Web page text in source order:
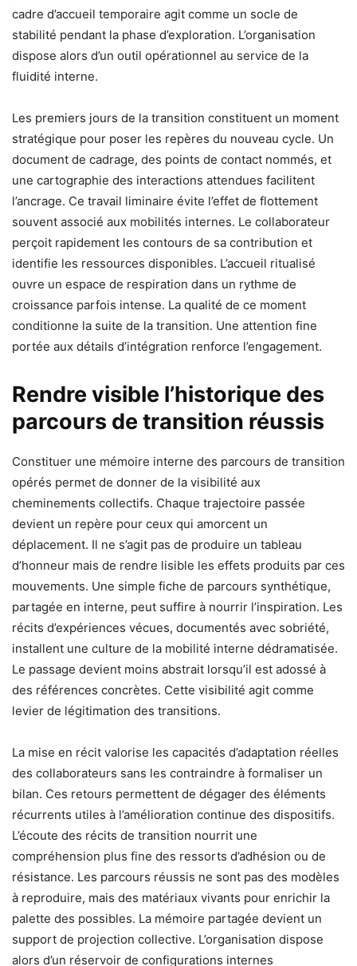
cadre d’accueil temporaire agit comme un socle de
stabilité pendant la phase d’exploration. L’organisation
dispose alors d’un outil opérationnel au service de la
fluidité interne.
Les premiers jours de la transition constituent un moment
stratégique pour poser les repères du nouveau cycle. Un
document de cadrage, des points de contact nommés, et
une cartographie des interactions attendues facilitent
l’ancrage. Ce travail liminaire évite l’effet de flottement
souvent associé aux mobilités internes. Le collaborateur
perçoit rapidement les contours de sa contribution et
identifie les ressources disponibles. L’accueil ritualisé
ouvre un espace de respiration dans un rythme de
croissance parfois intense. La qualité de ce moment
conditionne la suite de la transition. Une attention fine
portée aux détails d’intégration renforce l’engagement.
Rendre visible l’historique des
parcours de transition réussis
Constituer une mémoire interne des parcours de transition
opérés permet de donner de la visibilité aux
cheminements collectifs. Chaque trajectoire passée
devient un repère pour ceux qui amorcent un
déplacement. Il ne s’agit pas de produire un tableau
d’honneur mais de rendre lisible les effets produits par ces
mouvements. Une simple fiche de parcours synthétique,
partagée en interne, peut suffire à nourrir l’inspiration. Les
récits d’expériences vécues, documentés avec sobriété,
installent une culture de la mobilité interne dédramatisée.
Le passage devient moins abstrait lorsqu’il est adossé à
des références concrètes. Cette visibilité agit comme
levier de légitimation des transitions.
La mise en récit valorise les capacités d’adaptation réelles
des collaborateurs sans les contraindre à formaliser un
bilan. Ces retours permettent de dégager des éléments
récurrents utiles à l’amélioration continue des dispositifs.
L’écoute des récits de transition nourrit une
compréhension plus fine des ressorts d’adhésion ou de
résistance. Les parcours réussis ne sont pas des modèles
à reproduire, mais des matériaux vivants pour enrichir la
palette des possibles. La mémoire partagée devient un
support de projection collective. L’organisation dispose
alors d’un réservoir de configurations internes